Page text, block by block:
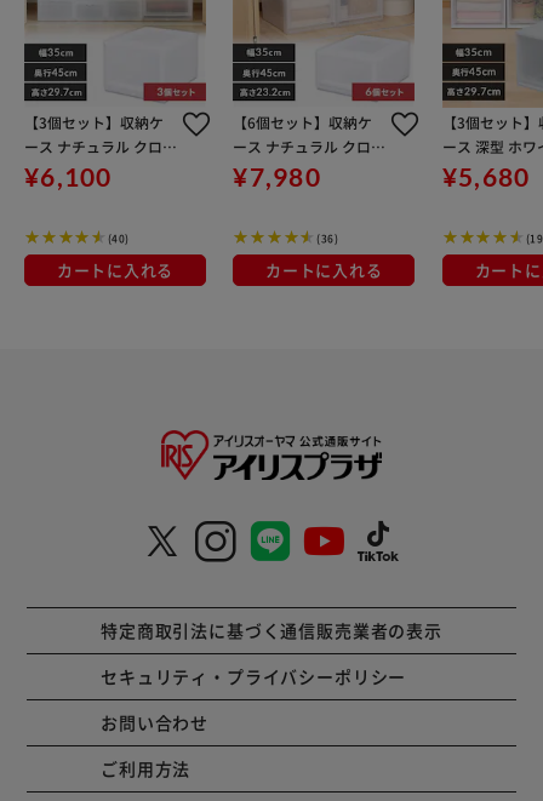
【3個セット】収納ケ
ース ナチュラル クロー
ゼット MBC-MD
¥6,100
(40)
カートに入れる
【6個セット】収納ケ
ース ナチュラル クロー
ゼット MBC-M
¥7,980
(36)
カートに入れる
【3個セット
ース 深型 ホワ
リア 引き出し
ット BC-MD
¥5,680
カート
特定商取引法に基づく通信販売業者の表示
セキュリティ・プライバシーポリシー
お問い合わせ
ご利用方法